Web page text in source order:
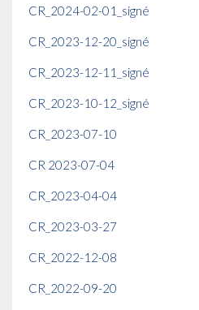
CR_2024-02-01_signé
CR_2023-12-20_signé
CR_2023-12-11_signé
CR_2023-10-12_signé
CR_2023-07-10
CR 2023-07-04
CR_2023-04-04
CR_2023-03-27
CR_2022-12-08
CR_2022-09-20